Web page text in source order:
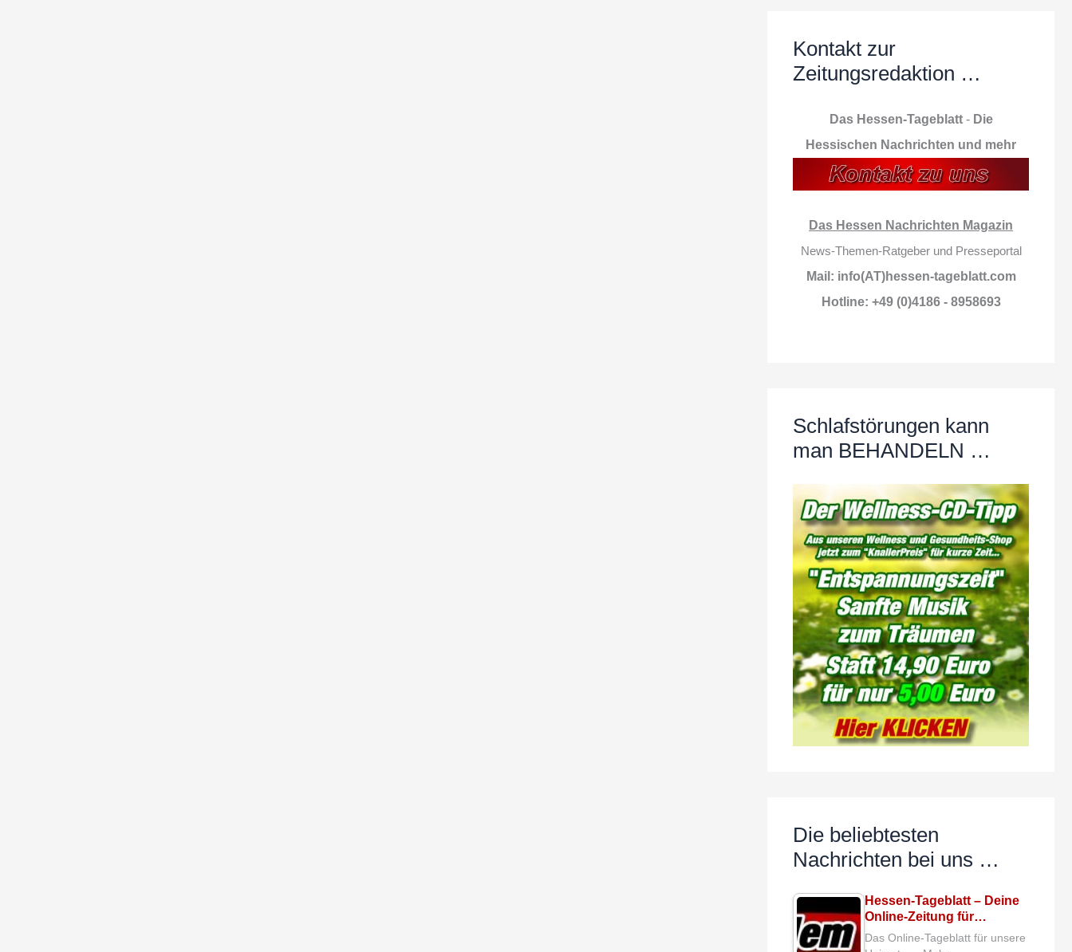
Kontakt zur
Zeitungsredaktion …
Das Hessen-Tageblatt- Die
Hessischen Nachrichten und mehr
Das Hessen Nachrichten Magazin
News-Themen-Ratgeber und Presseportal
Mail: info(AT)hessen-tageblatt.com
Hotline: +49 (0)4186 - 8958693
Schlafstörungen kann
man BEHANDELN …
Die beliebtesten
Nachrichten bei uns …
Hessen-Tageblatt – Deine
Online-Zeitung für…
Das Online-Tageblatt für unsere